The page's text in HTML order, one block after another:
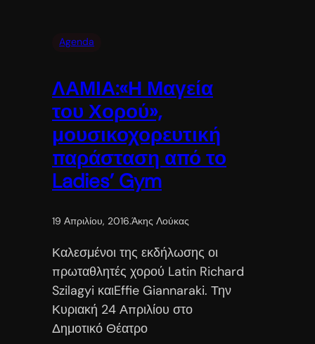
Agenda
ΛΑΜΙΑ:«Η Μαγεία
του Χορού»,
μουσικοχορευτική
παράσταση από το
Ladies’ Gym
19 Απριλίου, 2016.Άκης Λούκας
Καλεσμένοι της εκδήλωσης οι
πρωταθλητές χορού Latin Richard
Szilagyi καιEffie Giannaraki. Την
Κυριακή 24 Απριλίου στο
Δημοτικό Θέατρο